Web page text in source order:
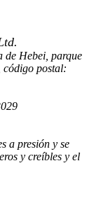
de Hebei, parque
postal:
a presión y se
y creíbles y el